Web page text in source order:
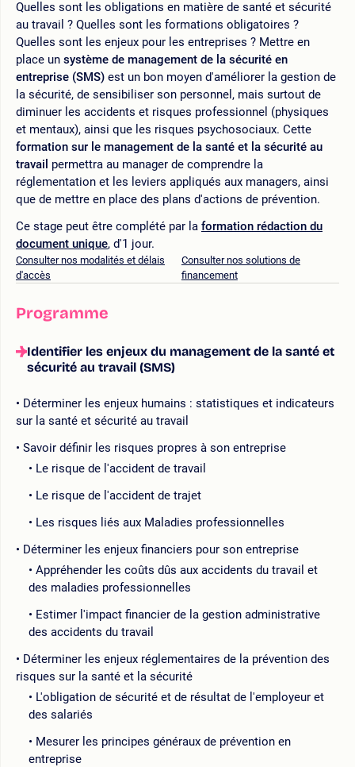
Quelles sont les obligations en matière de santé et sécurité
au travail ? Quelles sont les formations obligatoires ?
Quelles sont les enjeux pour les entreprises ? Mettre en
place un système de management de la sécurité en
entreprise (SMS) est un bon moyen d'améliorer la gestion de
la sécurité, de sensibiliser son personnel, mais surtout de
diminuer les accidents et risques professionnel (physiques
et mentaux), ainsi que les risques psychosociaux. Cette
formation sur le management de la santé et la sécurité au
travail permettra au manager de comprendre la
réglementation et les leviers appliqués aux managers, ainsi
que de mettre en place des plans d'actions de prévention.
Ce stage peut être complété par la formation rédaction du
document unique, d'1 jour.
Consulter nos modalités et délais
d'accès
Consulter nos solutions de
financement
Programme
Identifier les enjeux du management de la santé et
sécurité au travail (SMS)
Déterminer les enjeux humains : statistiques et indicateurs
sur la santé et sécurité au travail
Savoir définir les risques propres à son entreprise
Le risque de l'accident de travail
Le risque de l'accident de trajet
Les risques liés aux Maladies professionnelles
Déterminer les enjeux financiers pour son entreprise
Appréhender les coûts dûs aux accidents du travail et
des maladies professionnelles
Estimer l'impact financier de la gestion administrative
des accidents du travail
Déterminer les enjeux réglementaires de la prévention des
risques sur la santé et la sécurité
L'obligation de sécurité et de résultat de l'employeur et
des salariés
Mesurer les principes généraux de prévention en
entreprise